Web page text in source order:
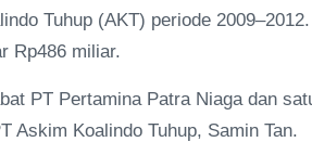
Tuhup (AKT) periode
Rp486 miliar.
PT Pertamina Patra Niaga dan
Askim Koalindo Tuhup, Samin Tan.